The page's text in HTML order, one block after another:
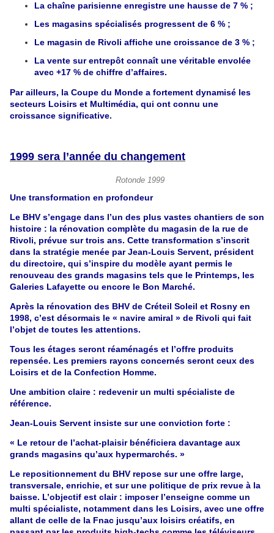
La chaîne parisienne enregistre une hausse de 7 % ;
Les magasins spécialisés progressent de 6 % ;
Le magasin de Rivoli affiche une croissance de 3 % ;
La vente sur entrepôt connaît une véritable envolée
avec +17 % de chiffre d’affaires.
Par ailleurs, la Coupe du Monde a fortement dynamisé les
secteurs Loisirs et Multimédia, qui ont connu une
croissance significative.
1999 sera l’année du changement
Rotonde 1999
Une transformation en profondeur
Le BHV s’engage dans l’un des plus vastes chantiers de son
histoire : la rénovation complète du magasin de la rue de
Rivoli, prévue sur trois ans. Cette transformation s’inscrit
dans la stratégie menée par Jean-Louis Servent, président
du directoire, qui s’inspire du modèle ayant permis le
renouveau des grands magasins tels que le Printemps, les
Galeries Lafayette ou encore le Bon Marché.
Après la rénovation des BHV de Créteil Soleil et Rosny en
1998, c’est désormais le « navire amiral » de Rivoli qui fait
l’objet de toutes les attentions.
Tous les étages seront réaménagés et l’offre produits
repensée. Les premiers rayons concernés seront ceux des
Loisirs et de la Confection Homme.
Une ambition claire : redevenir un multi spécialiste de
référence.
Jean-Louis Servent insiste sur une conviction forte :
« Le retour de l’achat-plaisir bénéficiera davantage aux
grands magasins qu’aux hypermarchés. »
Le repositionnement du BHV repose sur une offre large,
transversale, enrichie, et sur une politique de prix revue à la
baisse. L’objectif est clair : imposer l’enseigne comme un
multi spécialiste, notamment dans les Loisirs, avec une offre
allant de celle de la Fnac jusqu’aux loisirs créatifs, en